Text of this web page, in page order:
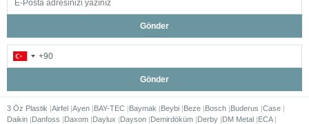
Gönder
Gönder
3 Öz Plastik Airfel Ayen BAY-TEC Baymak Beybi Beze Bosch Buderus Case
Daikin Danfoss Daxom Daylux Dayson Demirdöküm Derby DM Metal ECA